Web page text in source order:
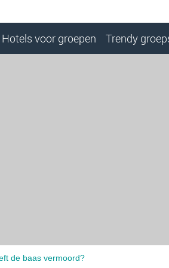
Hotels voor groepen Trendy
de baas vermoord?